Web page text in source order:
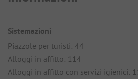
Sistemazioni
Piazzole per turisti: 44
Alloggi in affitto: 114
Alloggi in affitto con servizi igienici: